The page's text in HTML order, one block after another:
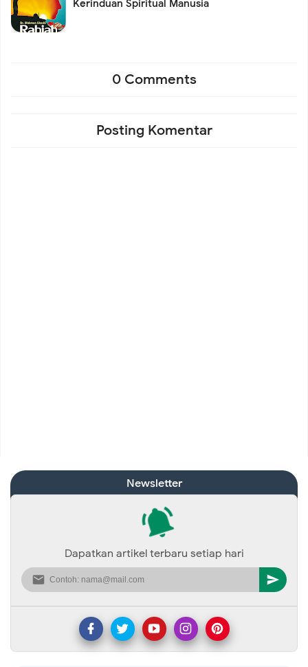
Kerinduan Spiritual Manusia
0 Comments
Posting Komentar
Newsletter
Dapatkan artikel terbaru setiap hari